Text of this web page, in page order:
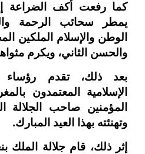
كما رفعت أكف الضراعة
يمطر سحائب الرحمة
الوطن والإسلام الملكين
والحسن الثاني، ويكرم
بعد ذلك، تقدم رؤساء
الإسلامية المعتمدون
المؤمنين صاحب
وتهنئته بهذا العيد المبارك.
إثر ذلك، قام جلالة الملك